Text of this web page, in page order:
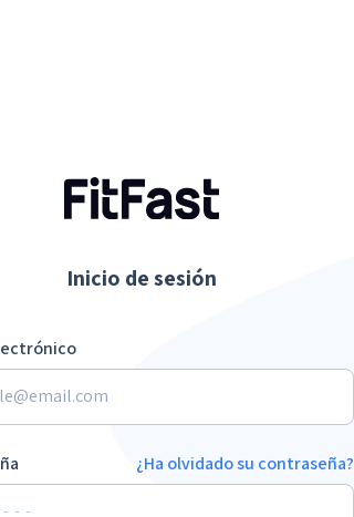
Inicio de sesión
¿Ha olvidado su contraseña?